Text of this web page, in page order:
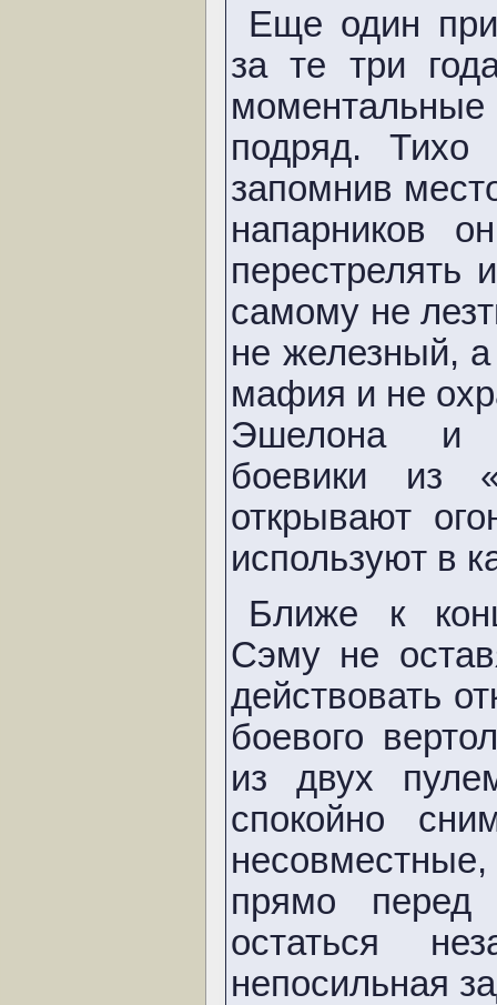
Еще один
за те три
моментальные
подряд. Тихо
запомнив
напарников
самому не
не железный,
мафия и не
Эшелона и
боевики из
открывают
используют в
Ближе к
Сэму не
действовать
боевого
из двух
спокойно
прямо
остаться
непосильная